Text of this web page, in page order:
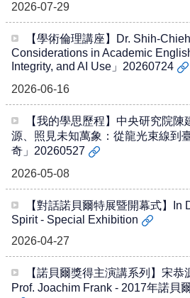
覽
聯
絡
資
訊
English
關
於
中
教
學
單
共
通
課
2026-07-29
【學術倫理講座】Dr. Shih-
Considerations in Academic
Integrity, and AI Use」20260724
2026-06-16
【我的學思歷程】中央研究院
源、照見未知萬象：從龍光束線到
奇」20260527
2026-05-08
【對話諾貝爾特展暨開幕式】In
Spirit - Special Exhibition
2026-04-27
【諾貝爾獎得主演講系列】宋
Prof. Joachim Frank - 2017年諾貝